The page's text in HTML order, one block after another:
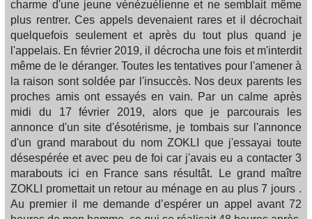
charme d'une jeune vénézuélienne et ne semblait même
plus rentrer. Ces appels devenaient rares et il décrochait
quelquefois seulement et après du tout plus quand je
l'appelais. En février 2019, il décrocha une fois et m'interdit
même de le déranger. Toutes les tentatives pour l'amener à
la raison sont soldée par l'insuccès. Nos deux parents les
proches amis ont essayés en vain. Par un calme après
midi du 17 février 2019, alors que je parcourais les
annonce d'un site d'ésotérisme, je tombais sur l'annonce
d'un grand marabout du nom ZOKLI que j'essayai toute
désespérée et avec peu de foi car j'avais eu a contacter 3
marabouts ici en France sans résultât. Le grand maître
ZOKLI promettait un retour au ménage en au plus 7 jours .
Au premier il me demande d’espérer un appel avant 72